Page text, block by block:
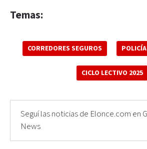
Temas:
CORREDORES SEGUROS POLICÍA
CICLO LECTIVO 2025
Seguí las noticias de Elonce.com en
News